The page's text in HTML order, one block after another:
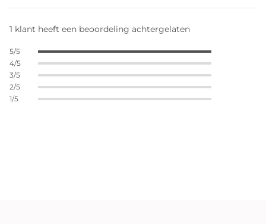
1 klant heeft een beoordeling achtergelaten
5/5
4/5
3/5
2/5
1/5